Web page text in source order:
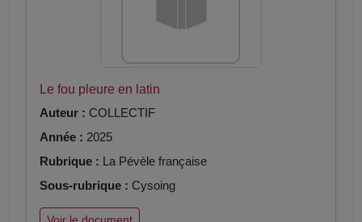
Le fou pleure en latin
Auteur : COLLECTIF
Année : 2025
Rubrique : La Pévèle française
Sous-rubrique : Cysoing